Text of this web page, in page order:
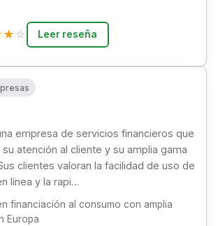
★ ☆ Leer reseña
empresa de servicios financieros que
atención al cliente y su amplia gama
clientes valoran la facilidad de uso de
línea y la rapi…
financiación al consumo con amplia
Europa